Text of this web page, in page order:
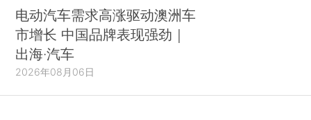
电动汽车需求高涨驱动澳洲车
市增长 中国品牌表现强劲｜
出海·汽车
2026年08月06日